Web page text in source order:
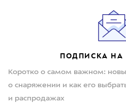
ПОДПИСКА НА
Коротко о самом важном:
о снаряжении и как его
и распродажах